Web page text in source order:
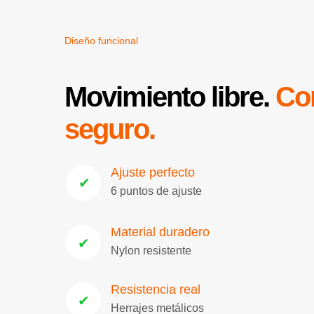
6 puntos de ajuste
Ajuste perfecto
Nylon resistente
Material duradero
Herrajes metálicos
Resistencia real
Diseño funcional
Movimiento libre.
seguro.
✔
✔
✔